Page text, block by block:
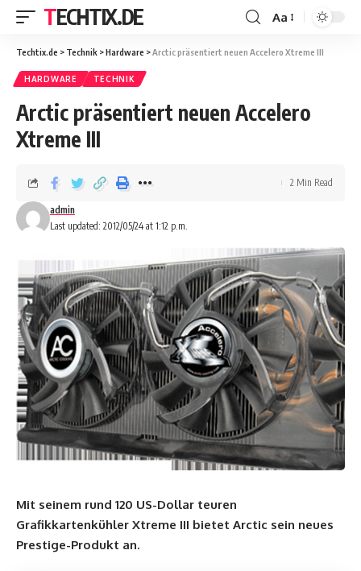
TECHTIX.DE Aa
Techtix.de > Technik >Hardware >Arctic präsentiert neuen Accelero Xtreme III
HARDWARE TECHNIK
Arctic präsentiert neuen Accelero
Xtreme III
Last updated: 2012/05/24 at 1:12 p.m.
admin
2 Min Read
Mit seinem rund 120 US-Dollar teuren
Grafikkartenkühler Xtreme III bietet Arctic sein neues
Prestige-Produkt an.